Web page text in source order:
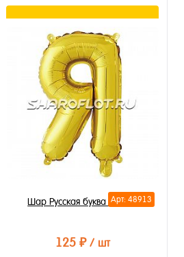
Купить в 1 клик
В избранное
В наличии
Арт: 48913
Шар Русская буква Я 35см
125 ₽ / шт